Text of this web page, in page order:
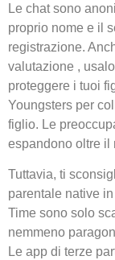
Le chat sono
proprio nome e il
registrazione.
valutazione ,
proteggere i tuoi
Youngsters per
figlio. Le
espandono oltre il
Tuttavia, ti
parentale native
Time sono solo
nemmeno
Le app di terze